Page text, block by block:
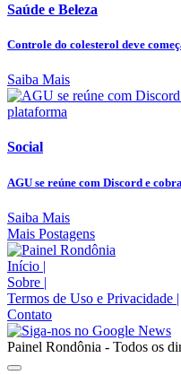
Saúde e Beleza
Controle do colesterol deve
Saiba Mais
Social
AGU se reúne com Discord e
Saiba Mais
Mais Postagens
Início |
Sobre |
Termos de Uso e Privacidade |
Contato
Painel Rondônia - Todos os